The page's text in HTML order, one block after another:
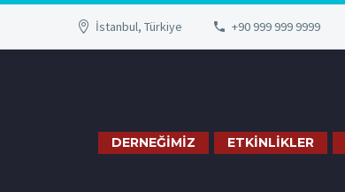
İstanbul, Türkiye +90 999 999 9999
DERNEĞİMİZ ETKİNLİKLER